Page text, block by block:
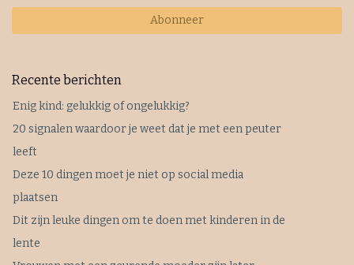
Abonneer
Recente berichten
Enig kind: gelukkig of ongelukkig?
20 signalen waardoor je weet dat je met een peuter
leeft
Deze 10 dingen moet je niet op social media
plaatsen
Dit zijn leuke dingen om te doen met kinderen in de
lente